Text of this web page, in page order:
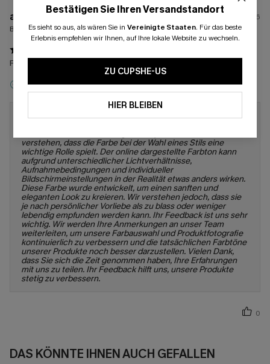
a****
11/07/2026
Bestellte Größen:XL / XL
Farbe zu blasd
Anreizbewertung
Antwort von Cupshe:Sehr geehrte Kundin, sehr geehrter
verstehen, dass die Farbe bei der Wahl eines Stils eine
wichtige Rolle spielt. Der online dargestellte Farbton kann
aufgrund unterschiedlicher Lichtverhältnisse,
Aufnahmebedingungen und individueller
Bildschirmeinstellungen in der Realität etwas anders wirken.
Diese Farbe wurde entwickelt, um einen sanften und
eleganten Look zu kreieren. Wir verstehen jedoch, dass sie
je nach persönlicher Vorliebe als zu blass oder weniger
lebendig empfunden werden kann. Ihr Feedback ist uns sehr
wichtig. Wir werden Ihre Anmerkungen an unser Team
weiterleiten, um unsere Farbauswahl und Produktfotografie
kontinuierlich zu verbessern und die tatsächlichen Farbtöne
unserer Produkte noch besser darzustellen. Vielen Dank,
dass Sie sich die Zeit genommen haben, Ihre Erfahrungen
mit uns zu teilen. Ihr Feedback hilft uns, unsere Produkte
stetig zu verbessern.
0
DAS KÖNNTE IHNEN AUCH GEFALLEN
Bestätigen Sie Ihren Versandstandort
Es sieht so aus, als wären Sie in Vereinigte Staaten. Für das beste
Erlebnis empfehlen wir Ihnen, auf Ihre lokale Website zu wechseln.
ZU CUPSHE-US
HIER BLEIBEN